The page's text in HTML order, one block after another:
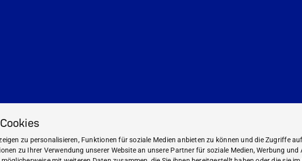
zu personalisieren, Funktionen für soziale Medien anbieten zu können und die Zugriffe
zu Ihrer Verwendung unserer Website an unsere Partner für soziale Medien, Werbung und